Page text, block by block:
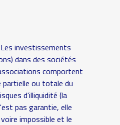
investissements
dans des sociétés
comportent
partielle ou totale du
d'illiquidité (la
pas garantie, elle
impossible et le